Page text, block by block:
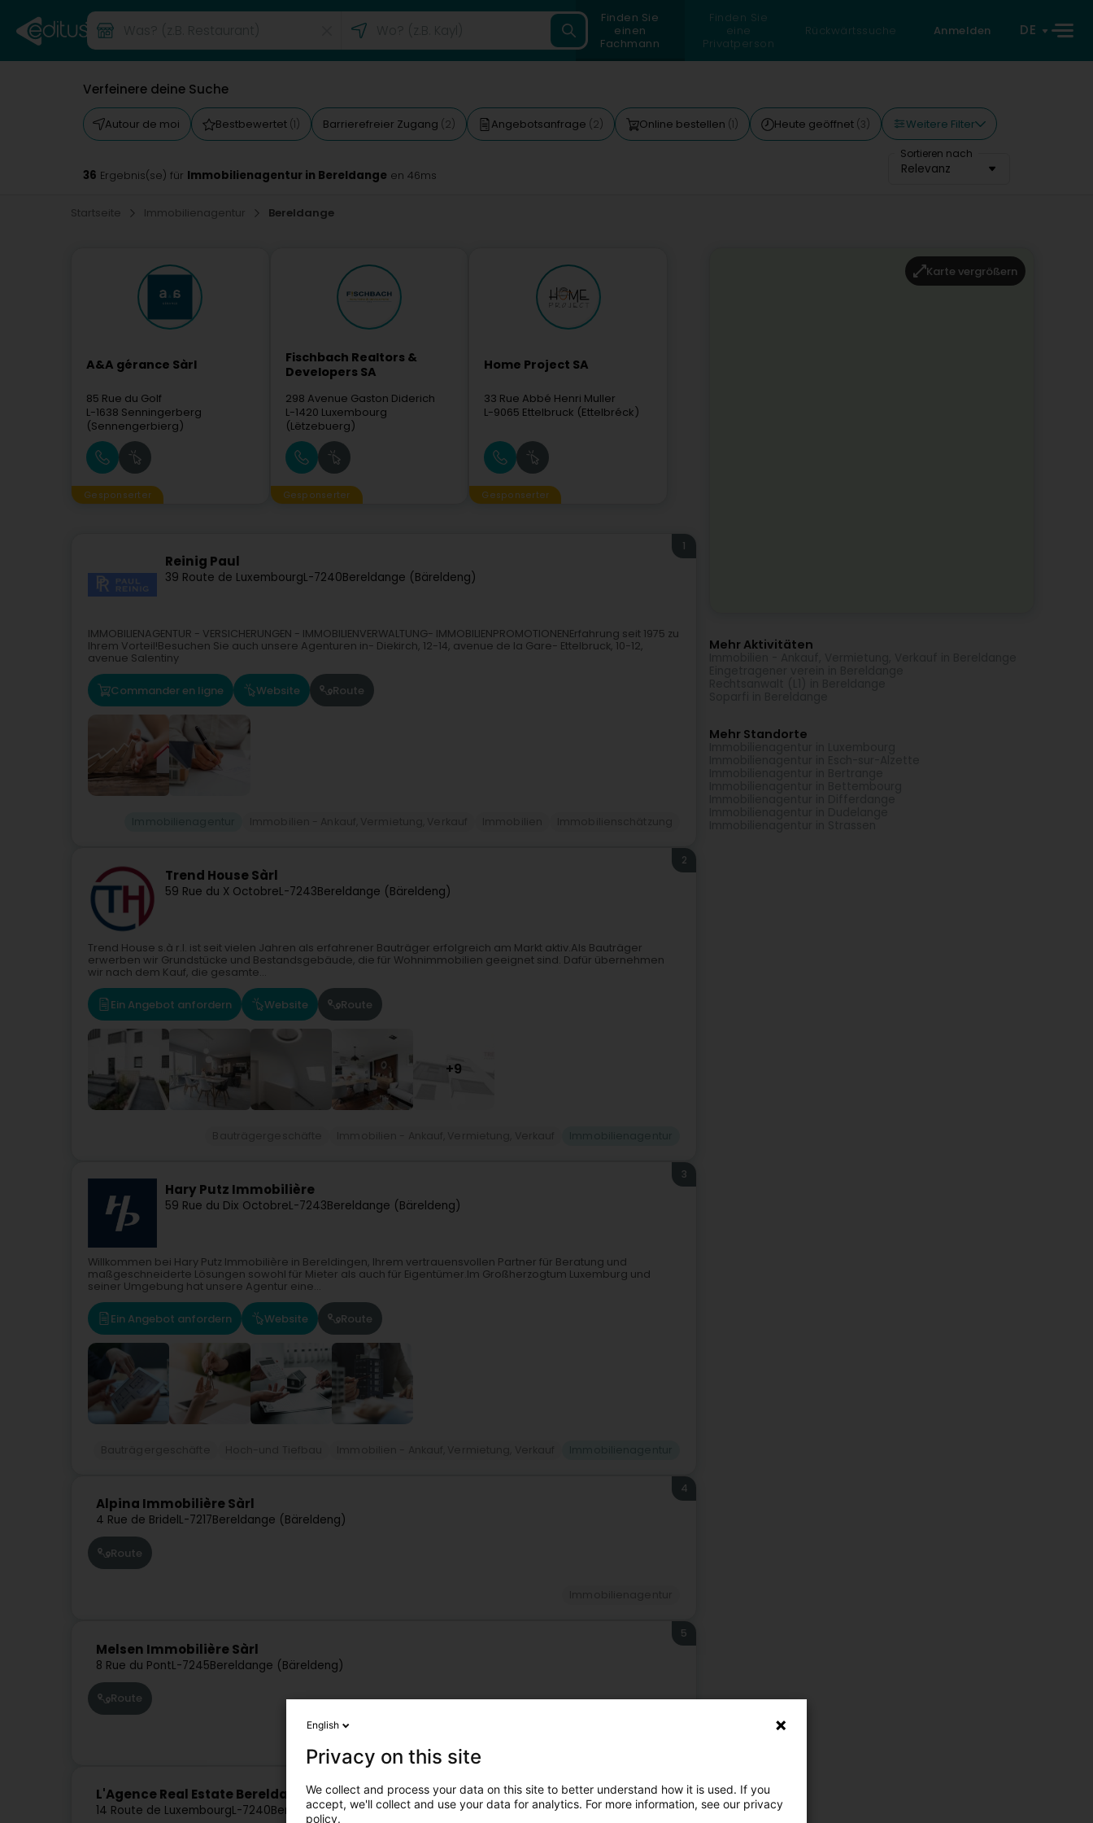
Finden Sie
einen
Fachmann
Finden Sie
eine
Privatperson
Rückwärtssuche Anmelden DE
Verfeinere deine Suche
Autour de moi Bestbewertet (1) Barrierefreier Zugang (2) Angebotsanfrage (2) Online bestellen (1) Heute geöffnet (3) Weitere Filter
Sortieren nach
Relevanz
36 Ergebnis(se) für Immobilienagentur in Bereldange en 46ms
Startseite Immobilienagentur Bereldange
A&A gérance Sàrl
85 Rue du Golf
L-1638 Senningerberg
(Sennengerbierg)
Gesponserter
Fischbach Realtors &
Developers SA
298 Avenue Gaston Diderich
L-1420 Luxembourg
(Lëtzebuerg)
Gesponserter
Home Project SA
33 Rue Abbé Henri Muller
L-9065 Ettelbruck (Ettelbréck)
Gesponserter
Reinig Paul
39 Route de LuxembourgL-7240Bereldange (Bäreldeng)
1
IMMOBILIENAGENTUR - VERSICHERUNGEN - IMMOBILIENVERWALTUNG- IMMOBILIENPROMOTIONENErfahrung seit 1975 zu
Ihrem Vorteil!Besuchen Sie auch unsere Agenturen in- Diekirch, 12-14, avenue de la Gare- Ettelbruck, 10-12,
avenue Salentiny
Commander en ligne Website Route
Trend House Sàrl
59 Rue du X OctobreL-7243Bereldange (Bäreldeng)
2
Trend House s.à r.l. ist seit vielen Jahren als erfahrener Bauträger erfolgreich am Markt aktiv.Als Bauträger
erwerben wir Grundstücke und Bestandsgebäude, die für Wohnimmobilien geeignet sind. Dafür übernehmen
wir nach dem Kauf, die gesamte...
Ein Angebot anfordern Website Route
+9
Hary Putz Immobilière
59 Rue du Dix OctobreL-7243Bereldange (Bäreldeng)
3
Willkommen bei Hary Putz Immobilière in Bereldingen, Ihrem vertrauensvollen Partner für Beratung und
maßgeschneiderte Lösungen sowohl für Mieter als auch für Eigentümer.Im Großherzogtum Luxemburg und
seiner Umgebung hat unsere Agentur eine...
Ein Angebot anfordern Website Route
Alpina Immobilière Sàrl
4 Rue de BridelL-7217Bereldange (Bäreldeng)
4
Route
Melsen Immobilière Sàrl
8 Rue du PontL-7245Bereldange (Bäreldeng)
5
Route
L'Agence Real Estate Bereldange
14 Route de LuxembourgL-7240Bereldange (Bäreldeng)
Karte vergrößern
Mehr Aktivitäten
Mehr Standorte
English
Privacy on this site
We collect and process your data on this site to better understand how it is used. If you
accept, we'll collect and use your data for analytics. For more information, see our privacy
policy.